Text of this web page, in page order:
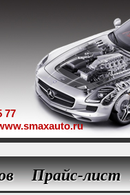
77
Прайс-лист